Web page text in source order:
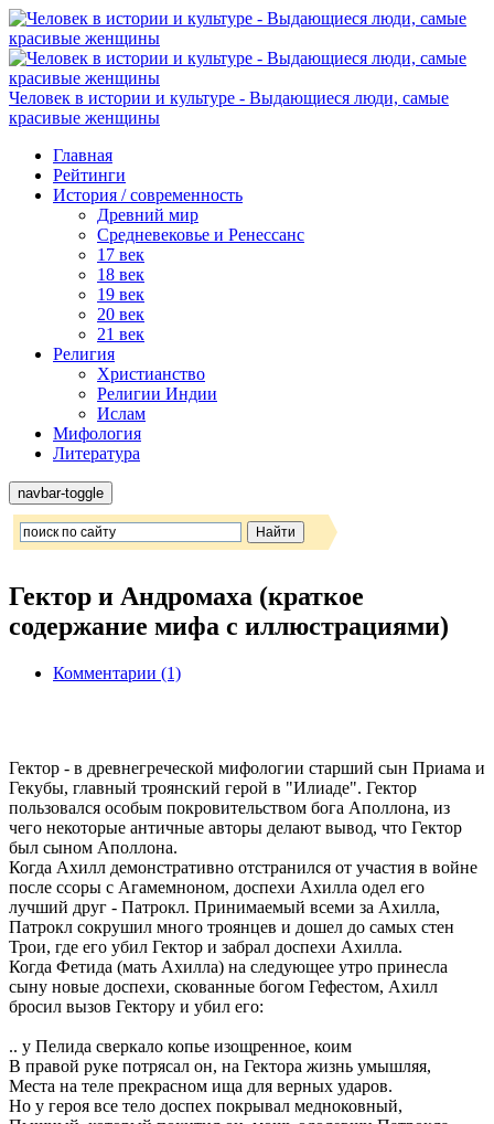
Человек в истории и культуре - Выдающиеся люди, самые
красивые женщины
Главная
Рейтинги
История / современность
Древний мир
Средневековье и Ренессанс
17 век
18 век
19 век
20 век
21 век
Религия
Христианство
Религии Индии
Ислам
Мифология
Литература
navbar-toggle
Гектор и Андромаха (краткое
содержание мифа с иллюстрациями)
Комментарии (1)
Гектор - в древнегреческой мифологии старший сын Приама и
Гекубы, главный троянский герой в "Илиаде". Гектор
пользовался особым покровительством бога Аполлона, из
чего некоторые античные авторы делают вывод, что Гектор
был сыном Аполлона.
Когда Ахилл демонстративно отстранился от участия в войне
после ссоры с Агамемноном, доспехи Ахилла одел его
лучший друг - Патрокл. Принимаемый всеми за Ахилла,
Патрокл сокрушил много троянцев и дошел до самых стен
Трои, где его убил Гектор и забрал доспехи Ахилла.
Когда Фетида (мать Ахилла) на следующее утро принесла
сыну новые доспехи, скованные богом Гефестом, Ахилл
бросил вызов Гектору и убил его:
.. у Пелида сверкало копье изощренное, коим
В правой руке потрясал он, на Гектора жизнь умышляя,
Места на теле прекрасном ища для верных ударов.
Но у героя все тело доспех покрывал медноковный,